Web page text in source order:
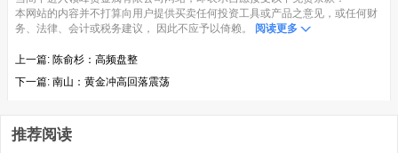
本网站的内容并不打算向用户提供买卖任何投资工具或产品之意见，或任何财
务、法律、会计或税务建议， 因此不应予以倚赖。
阅读更多
上一篇: 陈俞杉：高频盘整
下一篇: 南山：黄金冲高回落震荡
推荐阅读